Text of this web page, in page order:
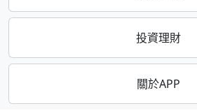
投資理財
關於APP